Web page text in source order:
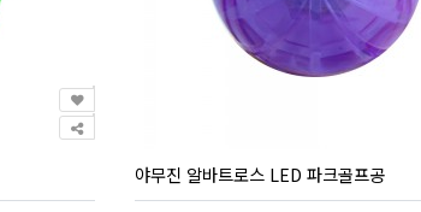
야무진 알바트로스 LED 파크골프공